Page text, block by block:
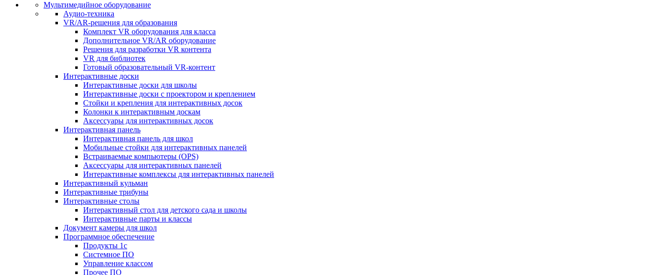
Мультимедийное оборудование
Аудио-техника
VR/AR-решения для образования
Комплект VR оборудования для класса
Дополнительное VR/AR оборудование
Решения для разработки VR контента
VR для библиотек
Готовый образовательный VR-контент
Интерактивные доски
Интерактивные доски для школы
Интерактивные доски с проектором и креплением
Стойки и крепления для интерактивных досок
Колонки к интерактивным доскам
Аксессуары для интерактивных досок
Интерактивная панель
Интерактивная панель для школ
Мобильные стойки для интерактивных панелей
Встраиваемые компьютеры (OPS)
Аксессуары для интерактивных панелей
Интерактивные комплексы для интерактивных панелей
Интерактивный кульман
Интерактивные трибуны
Интерактивные столы
Интерактивный стол для детского сада и школы
Интерактивные парты и классы
Документ камеры для школ
Программное обеспечение
Продукты 1с
Системное ПО
Управление классом
Прочее ПО